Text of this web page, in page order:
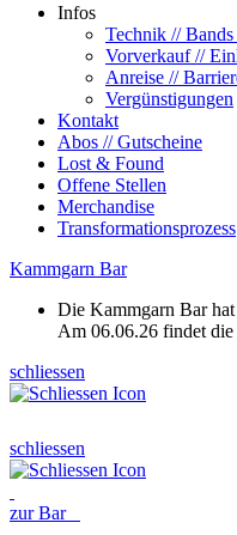
Infos
Technik //
Vorverkauf //
Anreise //
Vergünstigungen
Kontakt
Abos // Gutscheine
Lost & Found
Offene Stellen
Merchandise
Transformationsprozess
Kammgarn Bar
Die Kammgarn Bar hat
Am 06.06.26 findet die
schliessen
schliessen
zur Bar